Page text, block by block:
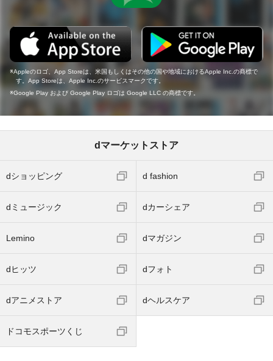
Appleのロゴ、App Storeは、米国もしくはその他の国や地域におけるApple Inc.の商標で
す。App Storeは、Apple Inc.のサービスマークです。
Google Play および Google Play ロゴは Google LLC の商標です。
dマーケットストア
dショッピング d fashion
dミュージック dカーシェア
Lemino dマガジン
dヒッツ dフォト
dアニメストア dヘルスケア
ドコモスポーツくじ